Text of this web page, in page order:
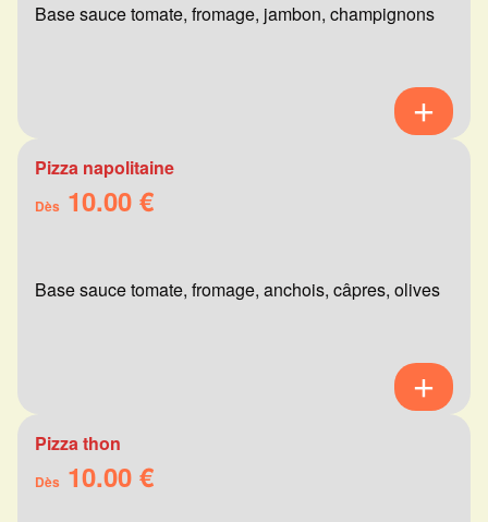
Base sauce tomate, fromage, jambon, champignons
Pizza napolitaine
Dès 10.00 €
Base sauce tomate, fromage, anchois, câpres, olives
Pizza thon
Dès 10.00 €